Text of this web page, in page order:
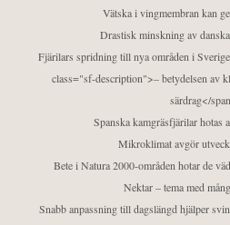
Vätska i vingmembran kan
Drastisk minskning av
Fjärilars spridning till nya områden i
class="sf-description">– betydelsen av
särdrag</
Spanska kamgräsfjärilar hotas
Mikroklimat avgör
Bete i Natura 2000-områden hotar de
Nektar – tema med
Snabb anpassning till dagslängd hjälper